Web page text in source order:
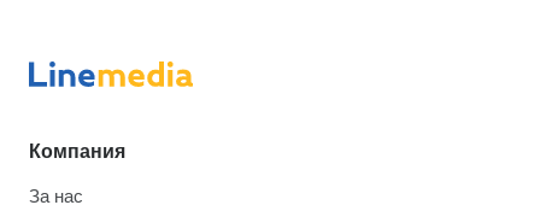
Компания
За нас